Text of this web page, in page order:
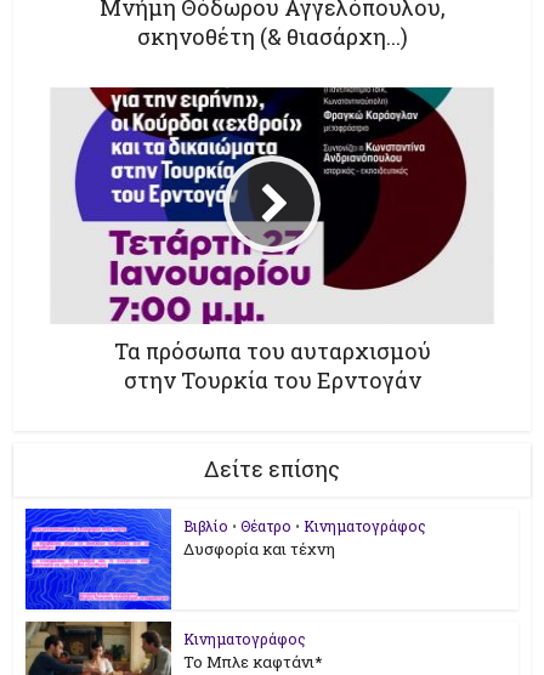
Μνήμη Θόδωρου Αγγελόπουλου,
σκηνοθέτη (& θιασάρχη...)
Τα πρόσωπα του αυταρχισμού
στην Τουρκία του Ερντογάν
Δείτε επίσης
Βιβλίο • Θέατρο • Κινηματογράφος
Δυσφορία και τέχνη
Κινηματογράφος
Το Μπλε καφτάνι*